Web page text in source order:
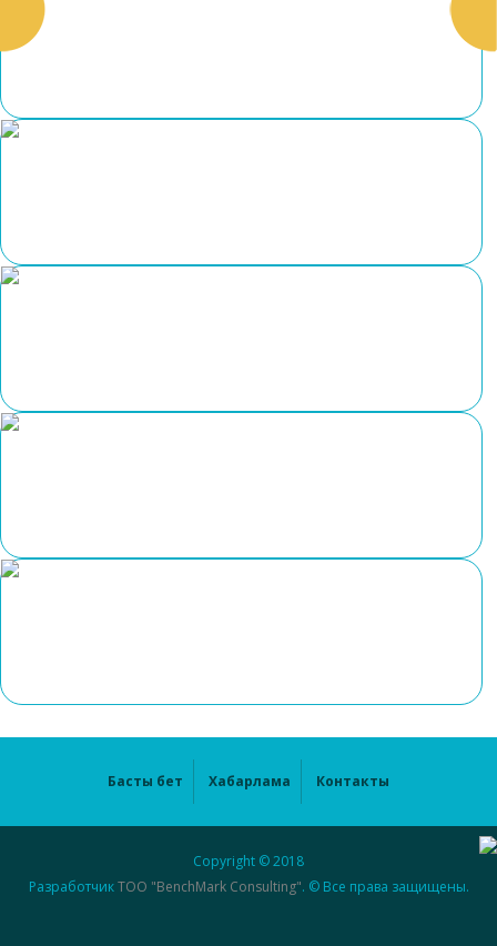
Басты бет Хабарлама Контакты
Copyright © 2018
РазработчикТОО "BenchMark Consulting". © Все права защищены.